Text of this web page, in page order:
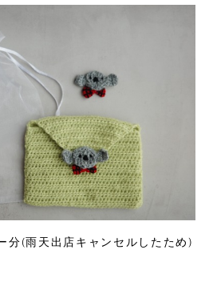
分(雨天出店キャンセルしたため)